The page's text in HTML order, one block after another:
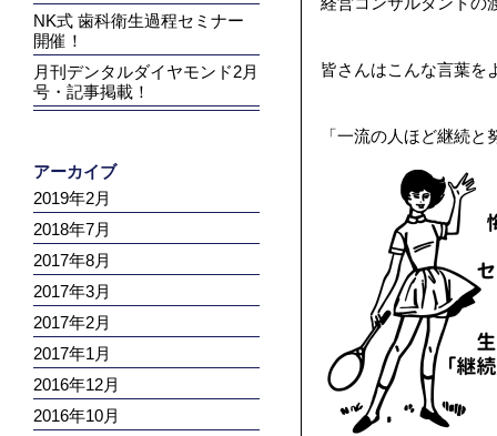
NK式 歯科衛生過程セミナー
開催！
月刊デンタルダイヤモンド2月
号・記事掲載！
アーカイブ
2019年2月
2018年7月
2017年8月
2017年3月
2017年2月
2017年1月
2016年12月
2016年10月
皆さんはこんな言葉を
「一流の人ほど継続